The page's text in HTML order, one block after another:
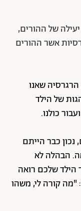
של ההורים,
אשר ההורים
שאנו
של הילד
כולנו.
כבר הייתם
הבהלה לא
שלכם רואה
"מה קורה לי, משהו